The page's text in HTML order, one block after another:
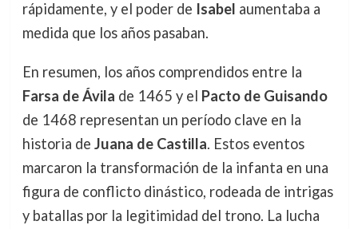
rápidamente, y el poder de Isabel aumentaba a
medida que los años pasaban.
En resumen, los años comprendidos entre la
Farsa de Ávila de 1465 y el Pacto de Guisando
de 1468 representan un período clave en la
historia de Juana de Castilla. Estos eventos
marcaron la transformación de la infanta en una
figura de conflicto dinástico, rodeada de intrigas
y batallas por la legitimidad del trono. La lucha